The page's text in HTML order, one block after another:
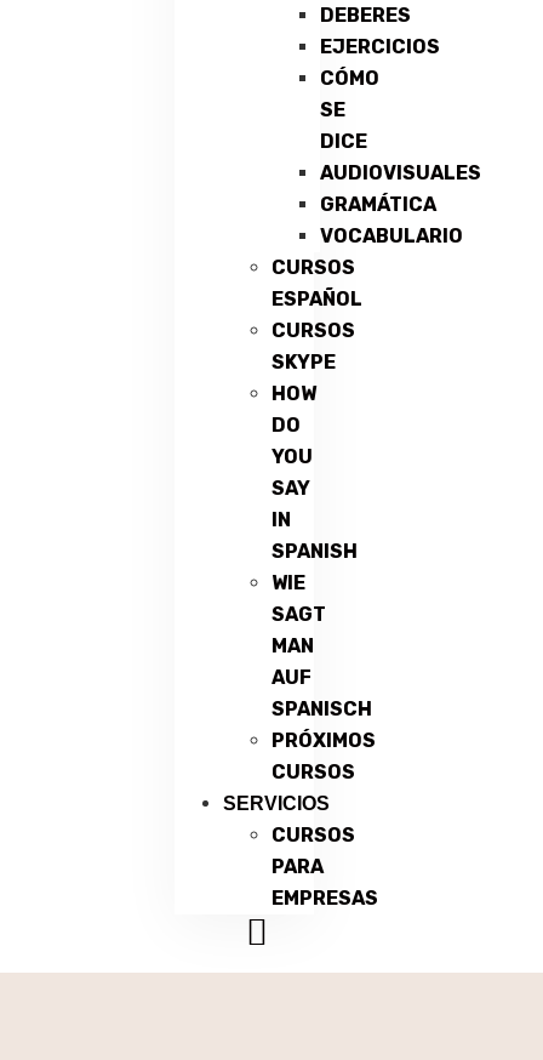
DEBERES
EJERCICIOS
CÓMO
SE
DICE
AUDIOVISUALES
GRAMÁTICA
VOCABULARIO
CURSOS
ESPAÑOL
CURSOS
SKYPE
HOW
DO
YOU
SAY
IN
SPANISH
WIE
SAGT
MAN
AUF
SPANISCH
PRÓXIMOS
CURSOS
SERVICIOS
CURSOS
PARA
EMPRESAS